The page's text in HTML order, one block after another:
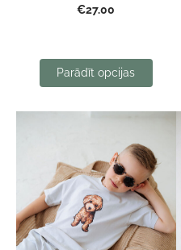
€27.00
Parādīt opcijas